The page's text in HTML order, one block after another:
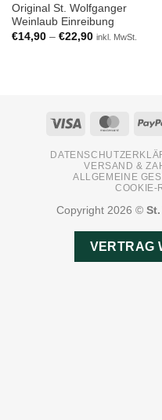
Original St. Wolfganger
Weinlaub Einreibung
€14,90– €22,90 inkl. MwSt.
Visa
VERSAND &
ALLGEMEINE
COOKIE-
Copyright 2026 ©
VERTRAG